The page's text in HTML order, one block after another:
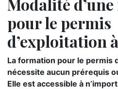
pour le permis
d’exploitation
La formation pour le permis
nécessite aucun prérequis
Elle est accessible à